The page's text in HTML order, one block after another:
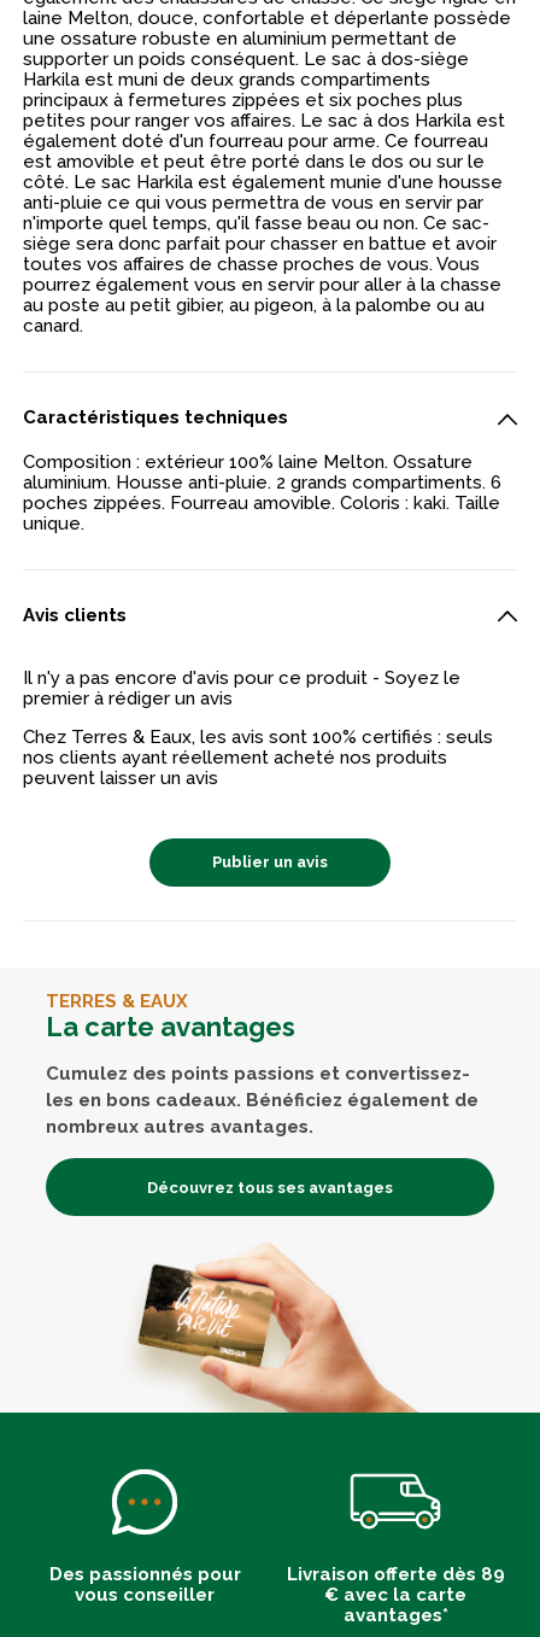
laine Melton, douce, confortable et déperlante possède
une ossature robuste en aluminium permettant de
supporter un poids conséquent. Le sac à dos-siège
Harkila est muni de deux grands compartiments
principaux à fermetures zippées et six poches plus
petites pour ranger vos affaires. Le sac à dos Harkila est
également doté d'un fourreau pour arme. Ce fourreau
est amovible et peut être porté dans le dos ou sur le
côté. Le sac Harkila est également munie d'une housse
anti-pluie ce qui vous permettra de vous en servir par
n'importe quel temps, qu'il fasse beau ou non. Ce sac-
siège sera donc parfait pour chasser en battue et avoir
toutes vos affaires de chasse proches de vous. Vous
pourrez également vous en servir pour aller à la chasse
au poste au petit gibier, au pigeon, à la palombe ou au
canard.
Caractéristiques techniques
Composition : extérieur 100% laine Melton. Ossature
aluminium. Housse anti-pluie. 2 grands compartiments. 6
poches zippées. Fourreau amovible. Coloris : kaki. Taille
unique.
Avis clients
Il n'y a pas encore d'avis pour ce produit - Soyez le
premier à rédiger un avis
Chez Terres & Eaux, les avis sont 100% certifiés : seuls
nos clients ayant réellement acheté nos produits
peuvent laisser un avis
Publier un avis
TERRES & EAUX
La carte avantages
Cumulez des points passions et convertissez-
les en bons cadeaux. Bénéficiez également de
nombreux autres avantages.
Découvrez tous ses avantages
Des passionnés pour
vous conseiller
Livraison offerte dès 89
€ avec la carte
avantages*